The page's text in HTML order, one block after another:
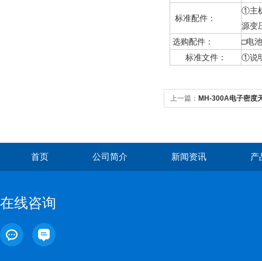
标准配件：
①主
源变
选购配件：
□电
标准文件：
①说
上一篇： MH-300A电子密度
首页 公司简介 新闻资讯 产
在线咨询